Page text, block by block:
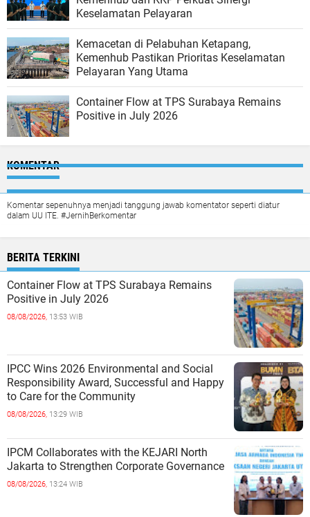
Keselamatan Pelayaran
Kemacetan di Pelabuhan Ketapang,
Kemenhub Pastikan Prioritas Keselamatan
Pelayaran Yang Utama
Container Flow at TPS Surabaya Remains
Positive in July 2026
KOMENTAR
Komentar sepenuhnya menjadi tanggung jawab komentator seperti diatur
dalam UU ITE. #JernihBerkomentar
BERITA TERKINI
Container Flow at TPS Surabaya Remains
Positive in July 2026
08/08/2026, 13:53 WIB
IPCC Wins 2026 Environmental and Social
Responsibility Award, Successful and Happy
to Care for the Community
08/08/2026, 13:29 WIB
IPCM Collaborates with the KEJARI North
Jakarta to Strengthen Corporate Governance
08/08/2026, 13:24 WIB